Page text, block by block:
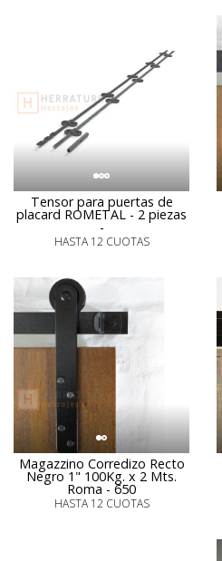
Tensor para puertas de
placard ROMETAL - 2 piezas
-
HASTA 12 CUOTAS
Magazzino Corredizo Recto
Negro 1" 100Kg. x 2 Mts.
Roma - 650
HASTA 12 CUOTAS